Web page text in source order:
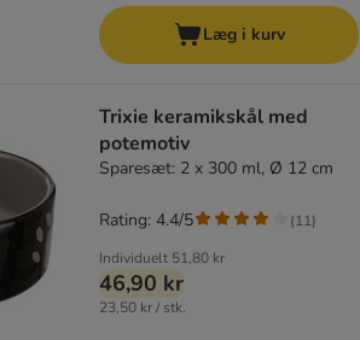
Læg i kurv
Trixie keramikskål med
potemotiv
Sparesæt: 2 x 300 ml, Ø 12 cm
Individuelt 51,80 kr
46,90 kr
23,50 kr / stk.
Rating: 4.4/5 (11)